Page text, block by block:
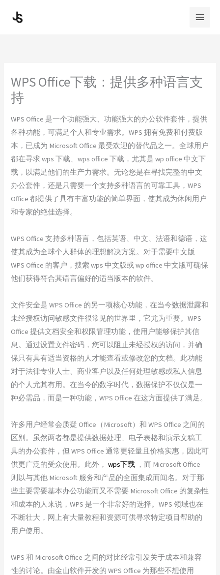
WPS Office下载：提供多种语言支
持
WPS Office 是一个功能强大、功能强大的办公软件套件，提供
各种功能，可满足个人和专业需求。WPS 拥有免费和付费版
本，已成为 Microsoft Office 最受欢迎的替代品之一。全球用户
都在寻求 wps 下载、wps office 下载，尤其是 wp office 中文下
载，以满足他们的生产力需求。无论您是在寻找完整的中文
办公套件，还是只需要一个支持多种语言的可靠工具，WPS
Office 都提供了具有丰富功能的简单界面，使其成为休闲用户
和专家的绝佳选择。
WPS Office 支持多种语言，包括英语、中文、法语和德语，这
使其成为全球个人群体的理想解决方案。对于需要中文版
WPS Office 的客户，搜索 wps 中文版或 wp office 中文版可确保
他们获得符合其语言偏好的适当版本的软件。
文件安全是 WPS Office 的另一项核心功能，在当今数据泄露和
未经授权访问敏感文件很常见的世界里，它尤为重要。WPS
Office 提供文档安全和权限管理功能，使用户能够保护其信
息。通过设置文件密码，您可以阻止未经授权的访问，并确
保只有具有适当资格的人才能查看或修改您的文档。此功能
对于法律专业人士、商业客户以及任何处理敏感或私人信息
的个人尤其有用。在当今的数字时代，数据保护不仅仅是一
种必需品，而是一种功能，WPS Office 在这方面提供了满足。
许多用户经常会质疑 Office（Microsoft）和 WPS Office 之间的
区别。虽然两者都是提供数据处理、电子表格和演示文稿工
具的办公套件，但 WPS Office 通常更轻量且价格实惠，因此可
供更广泛的受众使用。此外，wps下载 ，而 Microsoft Office
则以与其他 Microsoft 服务和产品的全面集成而闻名。对于那
些主要需要基本办公功能而又不需要 Microsoft Office 的复杂性
和成本的人来说，WPS 是一个非常好的选择。WPS 领域也在
不断壮大，网上有大量教程和资源可供寻求特定项目帮助的
用户使用。
WPS 和 Microsoft Office 之间的对比经常引发关于成本和兼容
性的讨论。由金山软件开发的 WPS Office 为那些不想使用